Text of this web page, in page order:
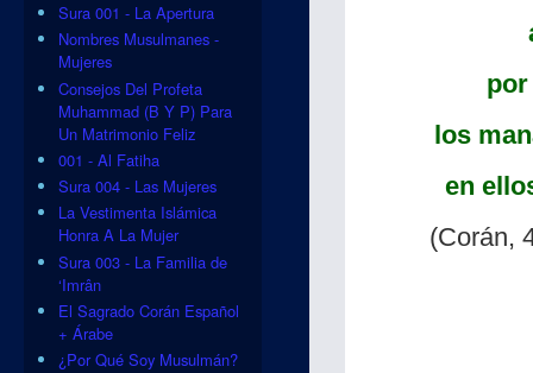
los
en
(Corán,
Sura 001 - La Apertura
Nombres Musulmanes -
Mujeres
Consejos Del Profeta
Muhammad (B Y P) Para
Un Matrimonio Feliz
001 - Al Fatiha
Sura 004 - Las Mujeres
La Vestimenta Islámica
Honra A La Mujer
Sura 003 - La Familia de
‘Imrân
El Sagrado Corán Español
+ Árabe
¿Por Qué Soy Musulmán?